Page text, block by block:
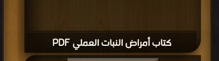
كتاب أمراض النبات العملي PDF